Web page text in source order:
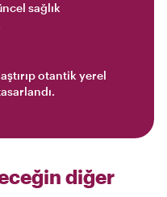
sağlık
otantik yerel
diğer